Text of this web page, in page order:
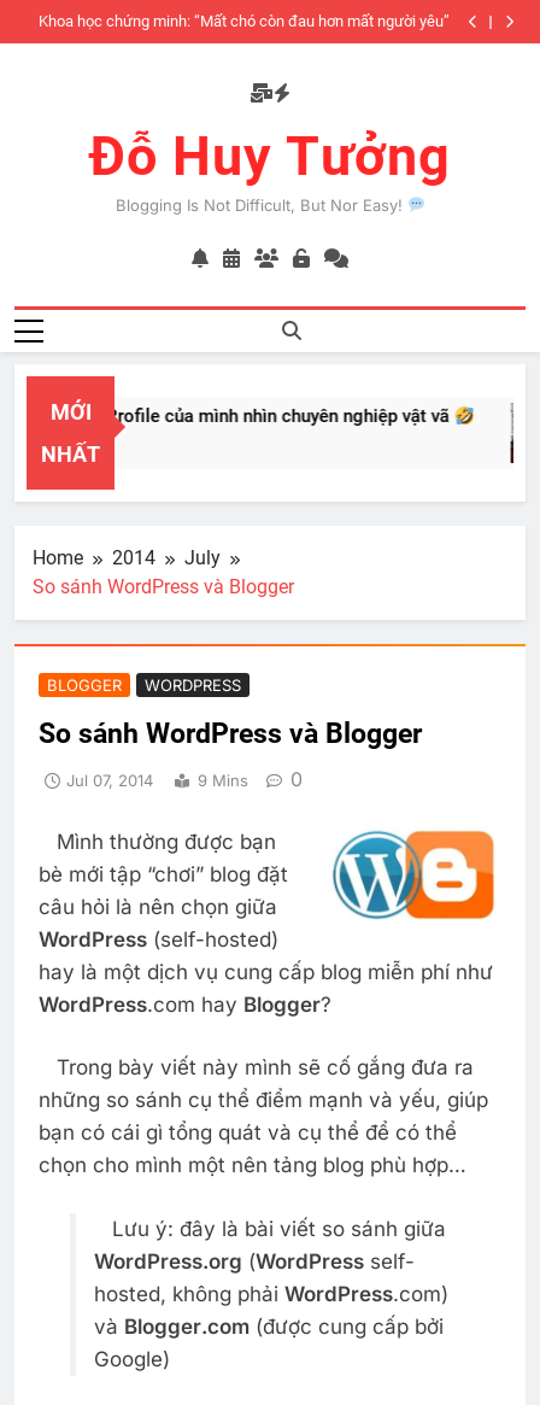
to
Tính cách độc lập 6 yếu tố
Đỗ Huy Tưởng
Blogging Is Not Difficult, But Nor Easy!
MỚI
NHẤT
Profile của mình nhìn chuyên nghiệp vật vã
Home 2014
July
So sánh WordPress và Blogger
BLOGGER WORDPRESS
So sánh WordPress và Blogger
Jul 07, 2014 9 Mins 0
Mình thường được bạn
bè mới tập “chơi” blog đặt
câu hỏi là nên chọn giữa
WordPress (self-hosted)
hay là một dịch vụ cung cấp blog miễn phí như
WordPress.com hay Blogger?
Trong bày viết này mình sẽ cố gắng đưa ra
những so sánh cụ thể điểm mạnh và yếu, giúp
bạn có cái gì tổng quát và cụ thể để có thể
chọn cho mình một nên tảng blog phù hợp…
Lưu ý: đây là bài viết so sánh giữa
WordPress.org (WordPressself-
hosted, không phải WordPress.com)
và Blogger.com(được cung cấp bởi
Google)